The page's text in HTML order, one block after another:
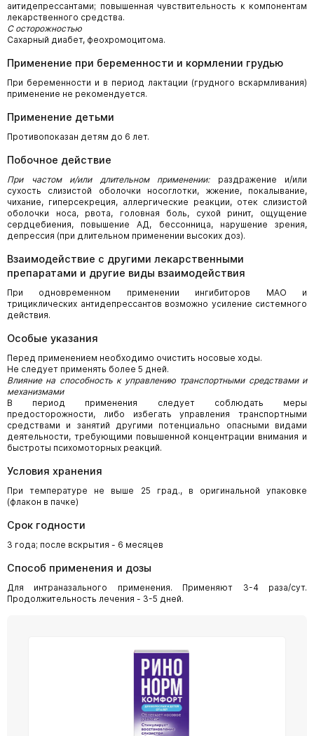
аитидепрессантами; повышенная чувствительность к компонентам
лекарственного средства.
С осторожностью
Сахарный диабет, феохромоцитома.
Применение при беременности и кормлении грудью
При беременности и в период лактации (грудного вскармливания)
применение не рекомендуется.
Применение детьми
Противопоказан детям до 6 лет.
Побочное действие
При частом и/или длительном применении: раздражение и/или
сухость слизистой оболочки носоглотки, жжение, покалывание,
чихание, гиперсекреция, аллергические реакции, отек слизистой
оболочки носа, рвота, головная боль, сухой ринит, ощущение
сердцебиения, повышение АД, бессонница, нарушение зрения,
депрессия (при длительном применении высоких доз).
Взаимодействие с другими лекарственными
препаратами и другие виды взаимодействия
При одновременном применении ингибиторов МАО и
трициклических антидепрессантов возможно усиление системного
действия.
Особые указания
Перед применением необходимо очистить носовые ходы.
Не следует применять более 5 дней.
Влияние на способность к управлению транспортными средствами и
механизмами
В период применения следует соблюдать меры
предосторожности, либо избегать управления транспортными
средствами и занятий другими потенциально опасными видами
деятельности, требующими повышенной концентрации внимания и
быстроты психомоторных реакций.
Условия хранения
При температуре не выше 25 град., в оригинальной упаковке
(флакон в пачке)
Срок годности
3 года; после вскрытия - 6 месяцев
Способ применения и дозы
Для интраназального применения. Применяют 3-4 раза/сут.
Продолжительность лечения - 3-5 дней.